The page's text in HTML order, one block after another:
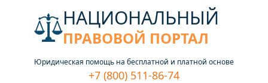
НАЦИОНАЛЬНЫЙ
ПРАВОВОЙ ПОРТАЛ
Юридическая помощь на бесплатной и платной основе
+7 (800) 511-86-74